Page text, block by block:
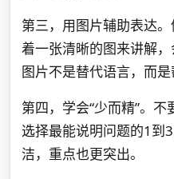
第三，用图片辅助表达
着一张清晰的图来讲解，
图片不是替代语言，而是
第四，学会“少而精”。不
选择最能说明问题的1到
洁，重点也更突出。